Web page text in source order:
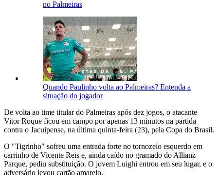
no Palmeiras
Quando Paulinho volta ao Palmeiras? Entenda a
situação do jogador
De volta ao time titular do Palmeiras após dez jogos, o atacante
Vitor Roque ficou em campo por apenas 13 minutos na partida
contra o Jacuipense, na última quinta-feira (23), pela Copa do Brasil.
O "Tigrinho" sofreu uma entrada forte no tornozelo esquerdo em
carrinho de Vicente Reis e, ainda caído no gramado do Allianz
Parque, pediu substituição. O jovem Luighi entrou em seu lugar, e o
adversário levou cartão amarelo.